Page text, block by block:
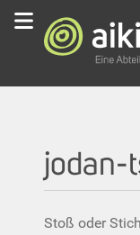
jodan-
Stoß oder